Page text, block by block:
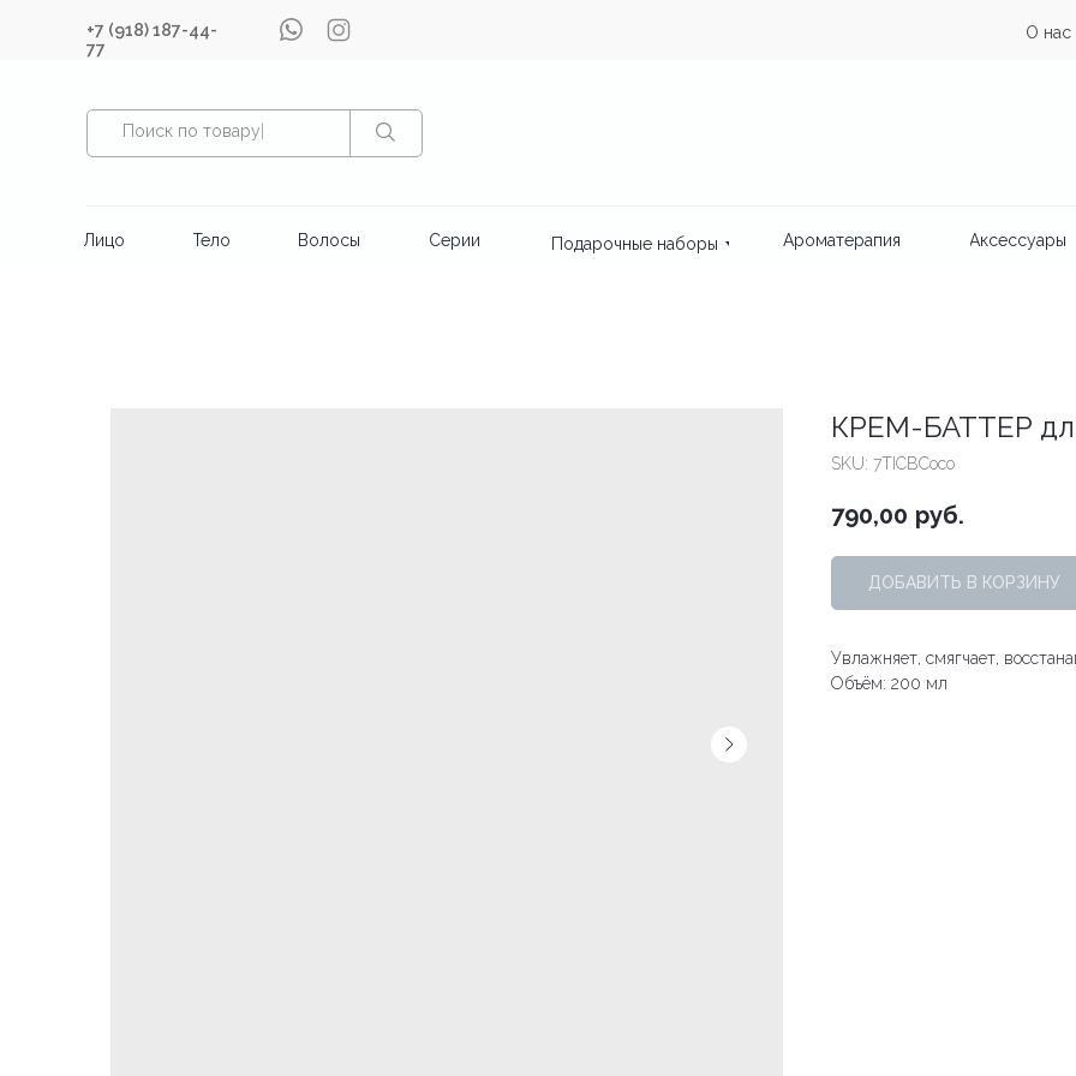
Лицо Тело Волосы Серии Подарочные наборы Ароматерапия Аксессуары
О нас
+7 (918) 187-44-
77
Поиск по товару
КРЕМ-БАТТЕР
SKU: 7TICBCoco
790,00 руб.
ДОБАВИТЬ В КОРЗИНУ
Увлажняет, смягчает,
Объём: 200 мл